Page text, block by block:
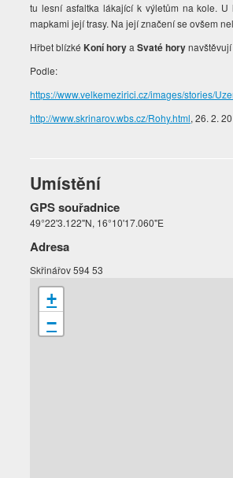
tu lesní asfaltka lákající k výletům na kole.
mapkami její trasy. Na její značení se ovšem
Hřbet blízké Koní horyaSvaté hory
Podle:
https://www.velkemezirici.cz/images/stories/
http://www.skrinarov.wbs.cz/Rohy.html, 26. 2.
Umístění
GPS souřadnice
49°22'3.122"N, 16°10'17.060"E
Adresa
Skřinářov 594 53
+
−